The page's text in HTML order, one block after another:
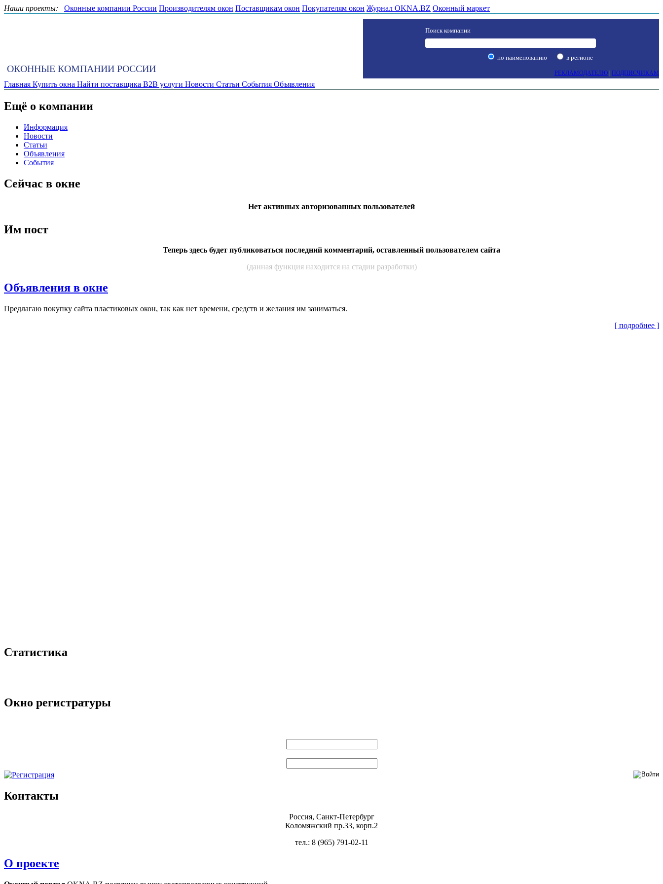
Наши проекты: Оконные компании России Производителям окон Поставщикам окон Покупателям окон Журнал OKNA.BZ Оконный маркет
ОКОННЫЕ КОМПАНИИ РОССИИ
Поиск компании
по наименованию в регионе
РЕКЛАМОДАТЕЛЮ ПОДПИСЧИКАМ
Главная Купить окна Найти поставщика B2B услуги Новости Статьи События Объявления
Ещё о компании
Информация
Новости
Статьи
Объявления
События
Сейчас в окне
Нет активных авторизованных пользователей
Им пост
Теперь здесь будет публиковаться последний комментарий, оставленный пользователем сайта
(данная функция находится на стадии разработки)
Объявления в окне
Пред­ла­гаю по­куп­ку сай­та плас­ти­ковых окон, так как нет вре­мени, средств и же­лания им за­нимать­ся.
[ подробнее ]
Статистика
Окно регистратуры
Контакты
Россия, Санкт-Петербург
Коломяжский пр.33, корп.2
тел.: 8 (965) 791-02-11
О проекте